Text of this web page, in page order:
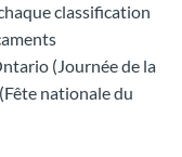
classification
(Journée de la
nationale du